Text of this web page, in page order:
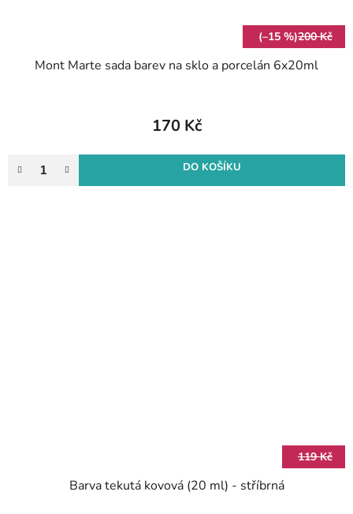
(–15 %)200 Kč
Mont Marte sada barev na sklo a porcelán 6x20ml
170 Kč
DO KOŠÍKU
119 Kč
Barva tekutá kovová (20 ml) - stříbrná